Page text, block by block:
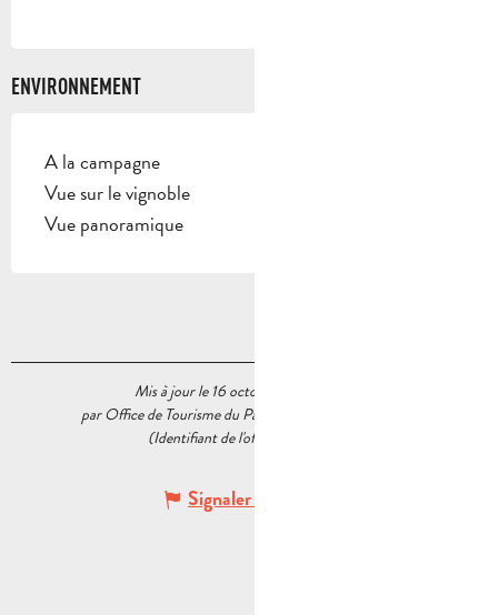
ENVIRONNEMENT
A la campagne
Vue sur le vignoble
Vue panoramique
Mis à jour le 16 octobre 2023 à 09:31
par Office de Tourisme du Pays d’Aubagne et de l’Étoile
(Identifiant de l'offre :
Signaler une erreur